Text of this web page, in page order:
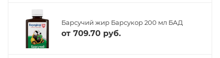
Барсучий жир Барсукор 200 мл БАД
от 709.70 руб.